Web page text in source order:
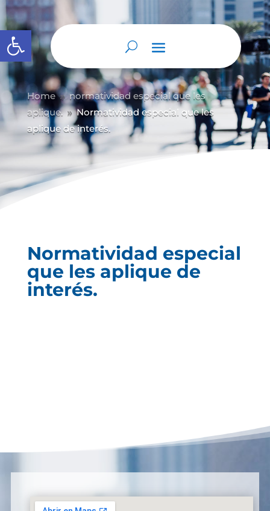
Abrir barra de herramientas
Home 9 normatividad especial que les
aplique. 9 Normatividad especial que les
aplique de interés.
Normatividad especial
que les aplique de
interés.